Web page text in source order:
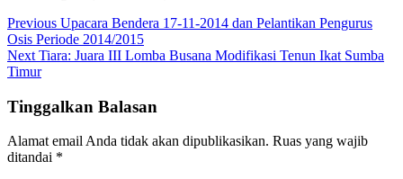
Navigasi
pos
Previous Previous
post:
Upacara Bendera 17-11-2014 dan Pelantikan Pengurus
Osis Periode 2014/2015
Next Next
post:
Tiara: Juara III Lomba Busana Modifikasi Tenun Ikat Sumba
Timur
Tinggalkan Balasan
Alamat email Anda tidak akan dipublikasikan. Ruas yang wajib
ditandai *